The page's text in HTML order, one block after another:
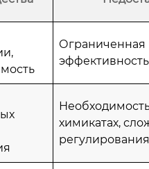
Ограниченная
химикатах,
регулирования